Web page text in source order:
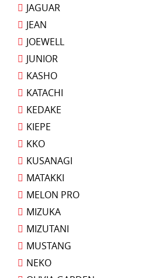
JAGUAR
JEAN
JOEWELL
JUNIOR
KASHO
KATACHI
KEDAKE
KIEPE
KKO
KUSANAGI
MATAKKI
MELON PRO
MIZUKA
MIZUTANI
MUSTANG
NEKO